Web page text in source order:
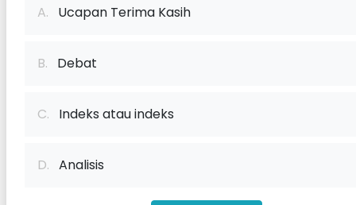
A. Ucapan Terima Kasih
B. Debat
C. Indeks atau indeks
D. Analisis